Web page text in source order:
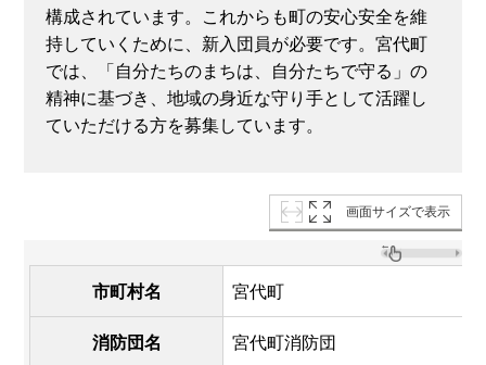
構成されています。これからも町の安心安全を維
持していくために、新入団員が必要です。宮代町
では、「自分たちのまちは、自分たちで守る」の
精神に基づき、地域の身近な守り手として活躍し
ていただける方を募集しています。
画面サイズで表示
市町村名 宮代町
消防団名 宮代町消防団